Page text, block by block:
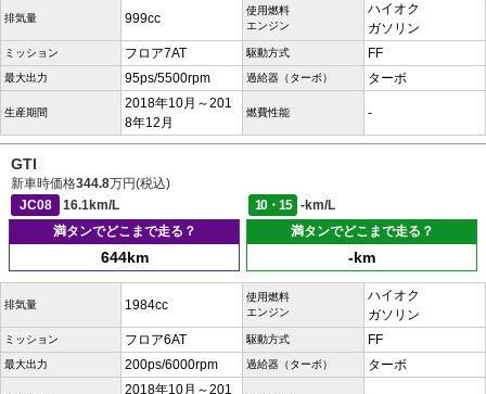
排気量 999cc
使用燃料
エンジン
ハイオク
ガソリン
ミッション フロア7AT 駆動方式 FF
最大出力 95ps/5500rpm 過給器（ターボ） ターボ
生産期間
2018年10月～201
8年12月
燃費性能 -
GTI
新車時価格344.8万円(税込)
JC08
16.1km/L 10・15
-km/L
満タンでどこまで走る？
644km
満タンでどこまで走る？
-km
排気量 1984cc
使用燃料
エンジン
ハイオク
ガソリン
ミッション フロア6AT 駆動方式 FF
最大出力 200ps/6000rpm 過給器（ターボ） ターボ
2018年10月～201